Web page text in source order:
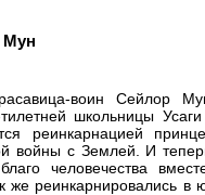
Мун
воин Сейлор
школьницы
реинкарнацией
войны с Землей. И
человечества
же реинкарнировались в